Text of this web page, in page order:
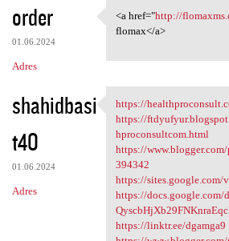
order
01.06.2024
Adres
<a href="http://
<a href="http://
flomax</a>
shahidbasi
t40
01.06.2024
Adres
https://
https://
https://
hproconsultcom.html
https://
394342
https://sites.google.com/
https://docs.google.com/
https://linktr.ee/dgamga9